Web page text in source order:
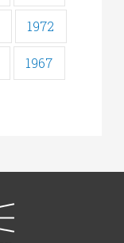
1972
1967